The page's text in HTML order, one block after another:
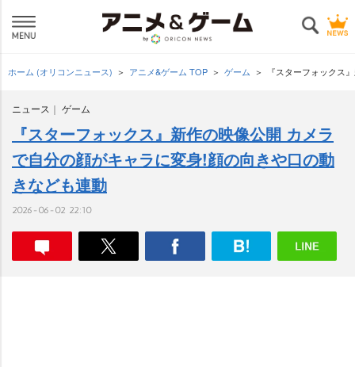
ホーム (オリコンニュース) アニメ&ゲーム TOP ゲーム 『スターフォックス
ニュース ゲーム
『スターフォックス』新作の映像公開 カメラ
で自分の顔がキャラに変身!顔の向きや口の動
きなども連動
2026-06-02 22:10